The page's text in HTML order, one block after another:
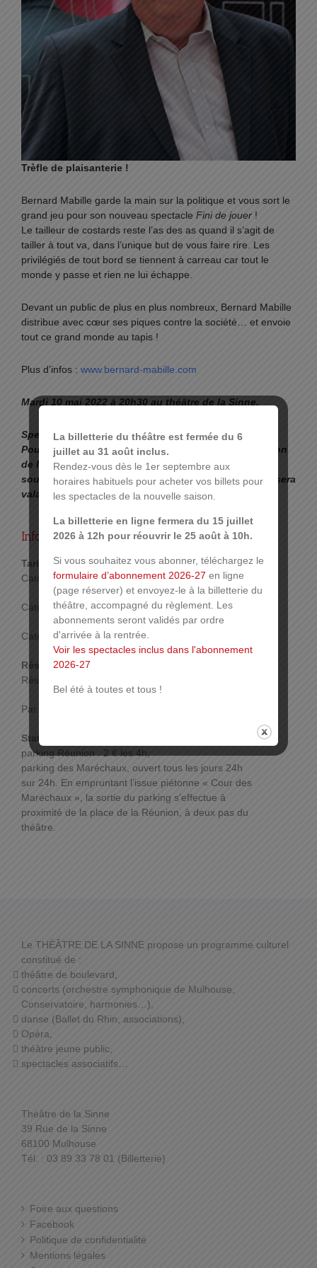
Trèfle de plaisanterie !
Bernard Mabille garde la main sur la politique et vous sort le
grand jeu pour son nouveau spectacle Fini de jouer !
Le tailleur de costards reste l’as des as quand il s’agit de
tailler à tout va, dans l’unique but de vous faire rire. Les
privilégiés de tout bord se tiennent à carreau car tout le
monde y passe et rien ne lui échappe.
Devant un public de plus en plus nombreux, Bernard Mabille
distribue avec cœur ses piques contre la société… et envoie
tout ce grand monde au tapis !
Plus d’infos : www.bernard-mabille.com
Mardi 10 mai 2022 à 20h30 au théâtre de la Sinne.
Spectacle initialement programmé en 2020 et reporté.
Pour les personnes ayant un billet de la représentation
de l’an dernier, merci d’informer la billetterie de votre
souhait de report et de bien conserver votre billet, il sera
valable pour la représentation du 10 mai 2022.
Infos pratiques :
Tarif :
Catégorie 1: 40 €
Catégorie 2: 36 €
Catégorie 3: 24 €
Réservations :
Réservations :
Par mail, téléphone ou sur place.
Stationnement :
parking Réunion : 2 € les 4h,
parking des Maréchaux, ouvert tous les jours 24h
sur 24h. En empruntant l’issue piétonne « Cour des
Maréchaux », la sortie du parking s’effectue à
proximité de la place de la Réunion, à deux pas du
théâtre.
Le THÉÂTRE DE LA SINNE propose un programme culturel
constitué de :
théâtre de boulevard,
concerts (orchestre symphonique de Mulhouse,
Conservatoire, harmonies…),
danse (Ballet du Rhin, associations),
Opéra,
théâtre jeune public,
spectacles associatifs…
Théâtre de la Sinne
39 Rue de la Sinne
68100 Mulhouse
Tél. : 03 89 33 78 01 (Billetterie)
Foire aux questions
Facebook
Politique de confidentialité
Mentions légales
La billetterie du théâtre est fermée du 6
juillet au 31 août inclus.
Rendez-vous dès le 1er septembre aux
horaires habituels pour acheter vos billets pour
les spectacles de la nouvelle saison.
La billetterie en ligne fermera du 15 juillet
2026 à 12h pour réouvrir le 25 août à 10h.
Si vous souhaitez vous abonner, téléchargez le
formulaire d’abonnement 2026-27 en ligne
(page réserver) et envoyez-le à la billetterie du
théâtre, accompagné du règlement. Les
abonnements seront validés par ordre
d'arrivée à la rentrée.
Voir les spectacles inclus dans l'abonnement
2026-27
Bel été à toutes et tous !